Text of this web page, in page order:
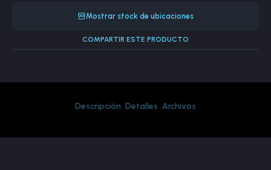
Mostrar stock de ubicaciones
COMPARTIR ESTE PRODUCTO
Descripción Detalles Archivos